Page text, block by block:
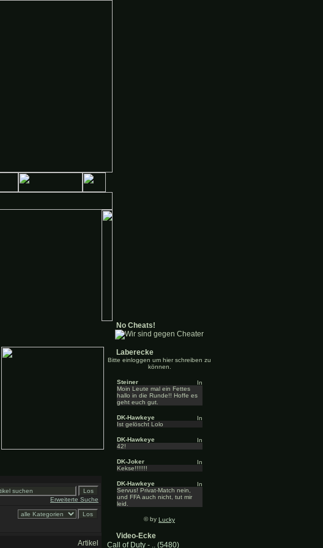
Erweiterte Suche
Artikel
No Cheats!
Laberecke
Bitte einloggen um hier schreiben zu
können.
Steiner
Moin Leute mal ein Fettes
hallo in die Runde!! Hoffe es
geht euch gut.
DK-Hawkeye
Ist gelöscht Lolo
DK-Hawkeye
42!
DK-Joker
Kekse!!!!!!!
DK-Hawkeye
Servus! Privat-Match nein,
und FFA auch nicht, tut mir
leid.
© by Lucky
Video-Ecke
Call of Duty - .. (5480)